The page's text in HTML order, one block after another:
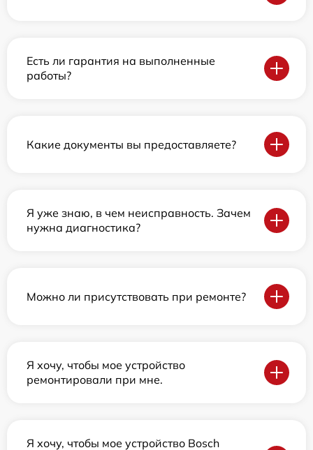
Есть ли гарантия на выполненные
работы?
Какие документы вы предоставляете?
Я уже знаю, в чем неисправность. Зачем
нужна диагностика?
Можно ли присутствовать при ремонте?
Я хочу, чтобы мое устройство
ремонтировали при мне.
Я хочу, чтобы мое устройство Bosch